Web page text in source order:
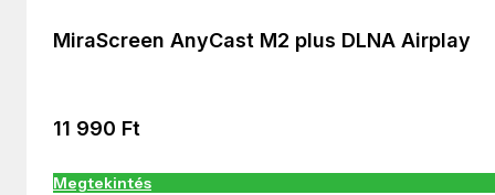
MiraScreen AnyCast M2 plus DLNA Airplay
11 990 Ft
Megtekintés